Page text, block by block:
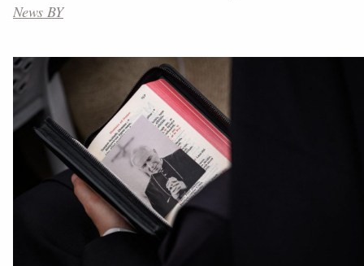
News BY